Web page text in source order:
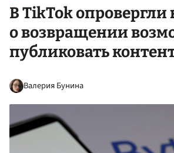
В TikTok опровергли
о возвращении
публиковать
Валерия Бунина